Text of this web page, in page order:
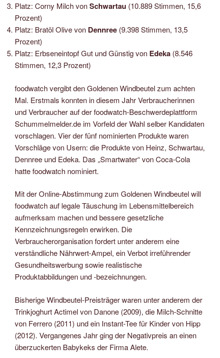
Platz: Corny Milch vonSchwartau (10.889 Stimmen, 15,6
Prozent)
Platz: Bratöl Olive von Dennree (9.398 Stimmen, 13,5
Prozent)
Platz: Erbseneintopf Gut und Günstig von Edeka (8.546
Stimmen, 12,3 Prozent)
foodwatch vergibt den Goldenen Windbeutel zum achten
Mal. Erstmals konnten in diesem Jahr Verbraucherinnen
und Verbraucher auf der foodwatch-Beschwerdeplattform
Schummelmelder.de im Vorfeld der Wahl selber Kandidaten
vorschlagen. Vier der fünf nominierten Produkte waren
Vorschläge von Usern: die Produkte von Heinz, Schwartau,
Dennree und Edeka. Das „Smartwater“ von Coca-Cola
hatte foodwatch nominiert.
Mit der Online-Abstimmung zum Goldenen Windbeutel will
foodwatch auf legale Täuschung im Lebensmittelbereich
aufmerksam machen und bessere gesetzliche
Kennzeichnungsregeln erwirken. Die
Verbraucherorganisation fordert unter anderem eine
verständliche Nährwert-Ampel, ein Verbot irreführender
Gesundheitswerbung sowie realistische
Produktabbildungen und -bezeichnungen.
Bisherige Windbeutel-Preisträger waren unter anderem der
Trinkjoghurt Actimel von Danone (2009), die Milch-Schnitte
von Ferrero (2011) und ein Instant-Tee für Kinder von Hipp
(2012). Vergangenes Jahr ging der Negativpreis an einen
überzuckerten Babykeks der Firma Alete.